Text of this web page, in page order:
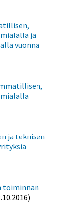
ja
vuonna
ja teknisen
toiminnan